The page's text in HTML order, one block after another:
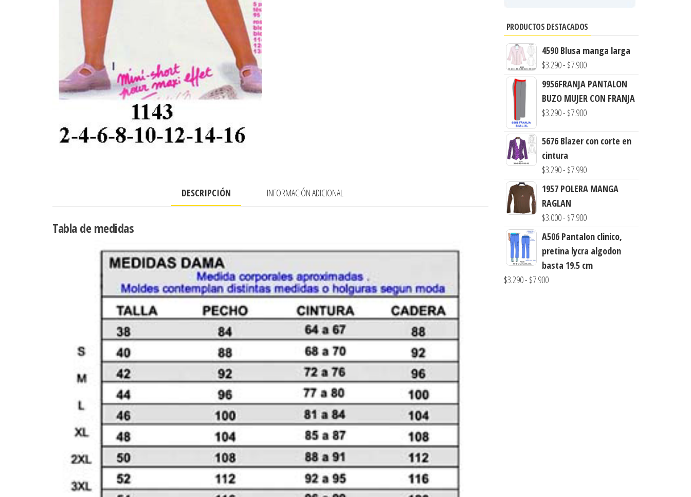
DESCRIPCIÓN INFORMACIÓN ADICIONAL
Tabla de medidas
PRODUCTOS DESTACADOS
4590 Blusa manga larga
$3.290- $7.900Rango
de
precios:
desde
hasta
9956FRANJA PANTALON
BUZO MUJER CON FRANJA
$3.290- $7.900Rango
precios:
$3.290
hasta
5676 Blazer con corte en
cintura
$3.290- $7.990Rango
de
desde
hasta
$7.990
1957 POLERA MANGA
RAGLAN
$3.000- $7.900Rango
precios:
desde
A506 Pantalon clinico,
pretina lycra algodon
basta 19.5 cm
$3.290- $7.900Rango